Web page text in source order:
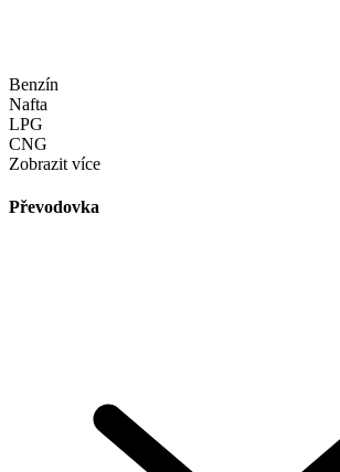
Benzín
Nafta
LPG
CNG
Zobrazit více
Převodovka